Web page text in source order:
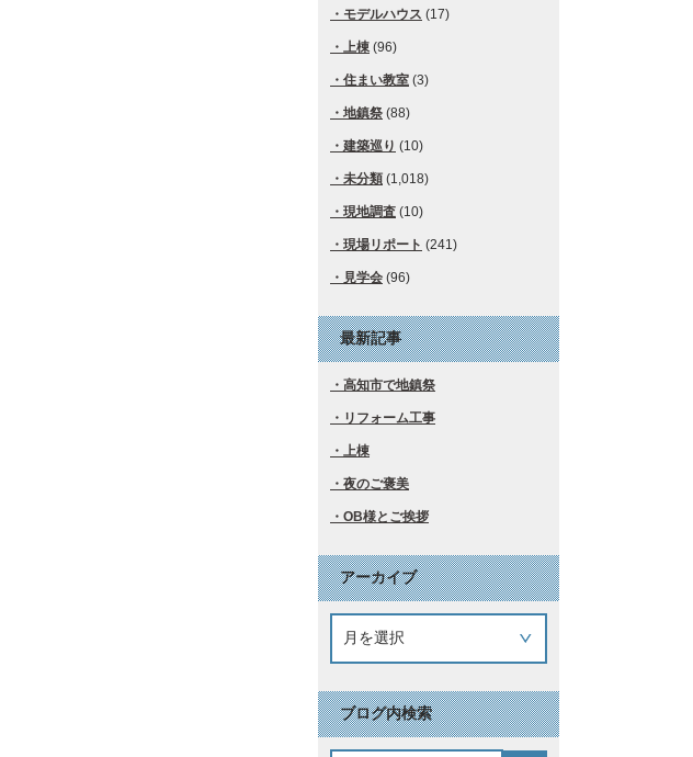
モデルハウス (17)
上棟 (96)
住まい教室 (3)
地鎮祭 (88)
建築巡り (10)
未分類 (1,018)
現地調査 (10)
現場リポート (241)
見学会 (96)
最新記事
高知市で地鎮祭
リフォーム工事
上棟
夜のご褒美
OB様とご挨拶
アーカイブ
ブログ内検索